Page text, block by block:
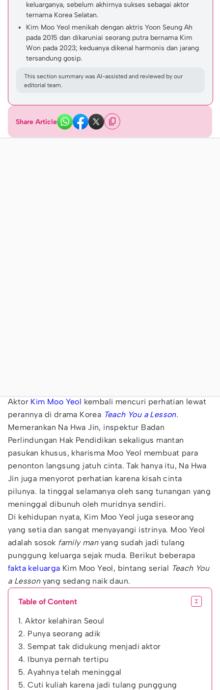
keluarganya, sebelum akhirnya sukses sebagai aktor
ternama Korea Selatan.
Kim Moo Yeol menikah dengan aktris Yoon Seung Ah
pada 2015 dan dikaruniai seorang putra bernama Kim
Won pada 2023; keduanya dikenal harmonis dan jarang
tersandung gosip.
This section summary was AI-assisted and reviewed by our
editorial team.
Share Article
Aktor Kim Moo Yeol kembali mencuri perhatian lewat
perannya di drama Korea Teach You a Lesson.
Memerankan Na Hwa Jin, inspektur Badan
Perlindungan Hak Pendidikan sekaligus mantan
pasukan khusus, kharisma Moo Yeol membuat para
penonton langsung jatuh cinta. Tak hanya itu, Na Hwa
Jin juga menyorot perhatian karena kisah cinta
pilunya. Ia tinggal selamanya oleh sang tunangan yang
meninggal dibunuh oleh muridnya sendiri.
Di kehidupan nyata, Kim Moo Yeol juga seseorang
yang setia dan sangat menyayangi istrinya. Moo Yeol
adalah sosok family manyang sudah jadi tulang
punggung keluarga sejak muda. Berikut beberapa
fakta keluarga Kim Moo Yeol, bintang serial Teach You
a Lesson yang sedang naik daun.
Table of Content
1. Aktor kelahiran Seoul
2. Punya seorang adik
3. Sempat tak didukung menjadi aktor
4. Ibunya pernah tertipu
5. Ayahnya telah meninggal
5. Cuti kuliah karena jadi tulang punggung